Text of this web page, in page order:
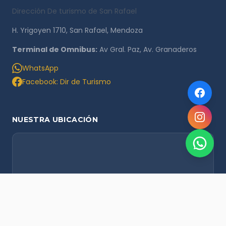
Dirección De turismo de San Rafael
H. Yrigoyen 1710, San Rafael, Mendoza
Terminal de Omnibus: Av Gral. Paz, Av. Granaderos
WhatsApp
Facebook: Dir de Turismo
NUESTRA UBICACIÓN